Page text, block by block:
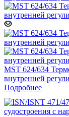
MST 624/634
внутренней
Подробнее